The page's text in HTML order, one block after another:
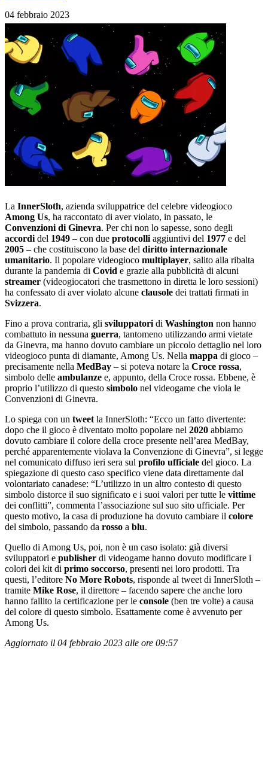
04 febbraio 2023
La InnerSloth, azienda sviluppatrice del celebre videogioco
Among Us, ha raccontato di aver violato, in passato, le
Convenzioni di Ginevra. Per chi non lo sapesse, sono degli
accordi del 1949 – con due protocolli aggiuntivi del 1977 e del
2005 – che costituiscono la base del diritto internazionale
umanitario. Il popolare videogioco multiplayer, salito alla ribalta
durante la pandemia di Covid e grazie alla pubblicità di alcuni
streamer (videogiocatori che trasmettono in diretta le loro sessioni)
ha confessato di aver violato alcune clausole dei trattati firmati in
Svizzera.
Fino a prova contraria, gli sviluppatori di Washington non hanno
combattuto in nessuna guerra, tantomeno utilizzando armi vietate
da Ginevra, ma hanno dovuto cambiare un piccolo dettaglio nel loro
videogioco punta di diamante, Among Us. Nella mappa di gioco –
precisamente nella MedBay – si poteva notare la Croce rossa,
simbolo delle ambulanze e, appunto, della Croce rossa. Ebbene, è
proprio l’utilizzo di questo simbolo nel videogame che viola le
Convenzioni di Ginevra.
Lo spiega con un tweet la InnerSloth: “Ecco un fatto divertente:
dopo che il gioco è diventato molto popolare nel 2020 abbiamo
dovuto cambiare il colore della croce presente nell’area MedBay,
perché apparentemente violava la Convenzione di Ginevra”, si legge
nel comunicato diffuso ieri sera sul profilo ufficiale del gioco. La
spiegazione di questo caso specifico viene data direttamente dal
volontariato canadese: “L’utilizzo in un altro contesto di questo
simbolo distorce il suo significato e i suoi valori per tutte le vittime
dei conflitti”, commenta l’associazione sul suo sito ufficiale. Per
questo motivo, la casa di produzione ha dovuto cambiare il colore
del simbolo, passando da rosso a blu.
Quello di Among Us, poi, non è un caso isolato: già diversi
sviluppatori e publisher di videogame hanno dovuto modificare i
colori dei kit di primo soccorso, presenti nei loro prodotti. Tra
questi, l’editore No More Robots, risponde al tweet di InnerSloth –
tramite Mike Rose, il direttore – facendo sapere che anche loro
hanno fallito la certificazione per le console (ben tre volte) a causa
del colore di questo simbolo. Esattamente come è avvenuto per
Among Us.
Aggiornato il 04 febbraio 2023 alle ore 09:57